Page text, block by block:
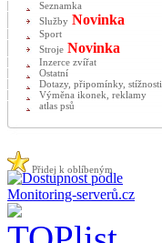
Seznamka
Služby Novinka
Sport
Stroje Novinka
Inzerce zvířat
Ostatní
Dotazy, připomínky, stížnosti
Výměna ikonek, reklamy
atlas psů
Přidej k oblíbeným